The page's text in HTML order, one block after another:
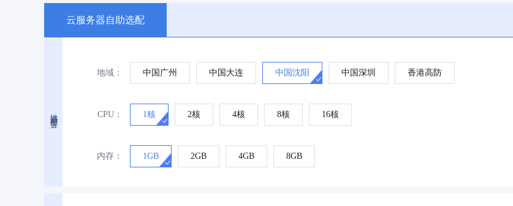
云服务器自助选配
地域与配置
地域： 中国广州 中国大连 中国沈阳 中国深圳 香港高防
CPU： 1核 2核 4核 8核 16核
内存： 1GB 2GB 4GB 8GB